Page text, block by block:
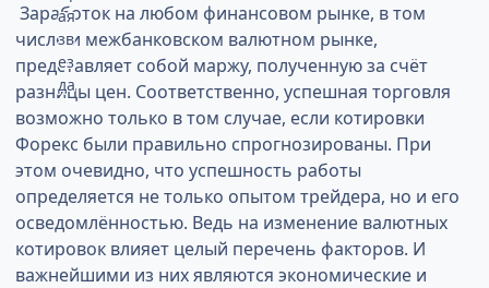
Заработок на любом финансовом рынке, в том
числе и межбанковском валютном рынке,
представляет собой маржу, полученную за счёт
разницы цен. Соответственно, успешная торговля
возможно только в том случае, если котировки
Форекс были правильно спрогнозированы. При
этом очевидно, что успешность работы
определяется не только опытом трейдера, но и его
осведомлённостью. Ведь на изменение валютных
котировок влияет целый перечень факторов. И
важнейшими из них являются экономические и